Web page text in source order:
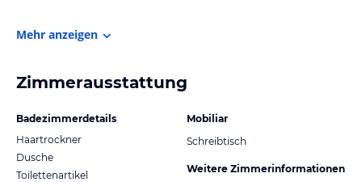
Mehr anzeigen
Zimmerausstattung
Badezimmerdetails
Haartrockner
Dusche
Toilettenartikel
Mobiliar
Schreibtisch
Weitere Zimmerinformationen